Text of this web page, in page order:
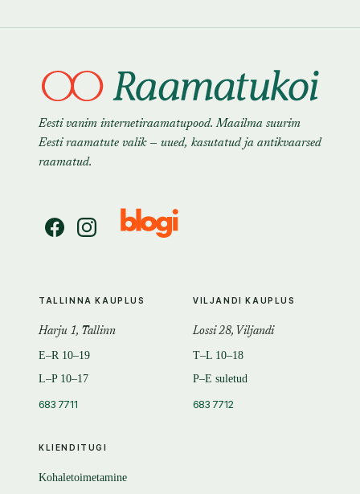
Eesti vanim internetiraamatupood. Maailma suurim
Eesti raamatute valik — uued, kasutatud ja antikvaarsed
raamatud.
KLIENDITUGI
Kohaletoimetamine
TALLINNA KAUPLUS
Harju 1, Tallinn
E–R 10–19
L–P 10–17
683 7711
VILJANDI KAUPLUS
Lossi 28, Viljandi
T–L 10–18
P–E suletud
683 7712